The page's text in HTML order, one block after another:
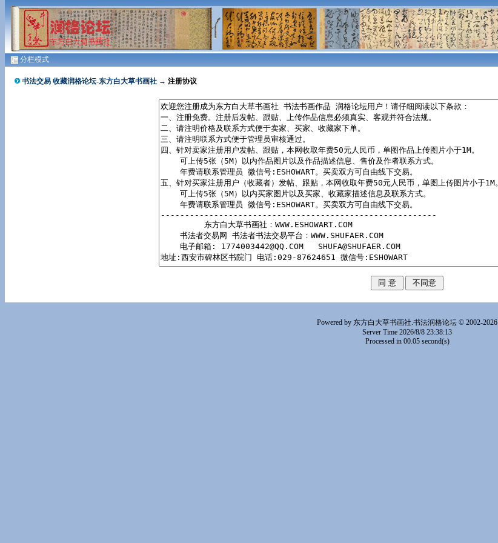
分栏模式
书法交易 收藏润格论坛-东方白大草书画社 → 注册协议
Powered by 东方白大草书画社.书法润格论坛 © 2002-2026
Server Time 2026/8/8 23:38:13
Processed in 00.05 second(s)